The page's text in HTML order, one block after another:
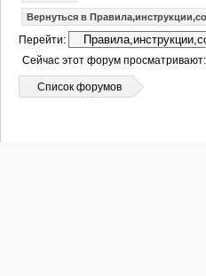
Вернуться в
Перейти:
Сейчас этот форум
Список форумов